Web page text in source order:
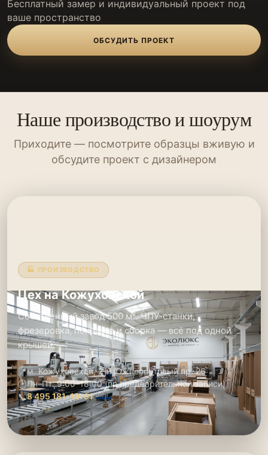
Бесплатный замер и индивидуальный проект под
ваше пространство
ОБСУДИТЬ ПРОЕКТ
Наше производство и шоурум
Приходите — посмотрите образцы вживую и
обсудите проект с дизайнером
🏭 ПРОИЗВОДСТВО
Цех на Кожуховской
Собственный завод 500 м². ЧПУ-станки,
фрезеровка, покраска и сборка — всё под одной
крышей.
📍м. Кожуховская, 2-й Южнопортовый пр. 26
🕑Пн–Пт: 9:00–18:00 (по предварительной записи)
📞8 495 181-19-91